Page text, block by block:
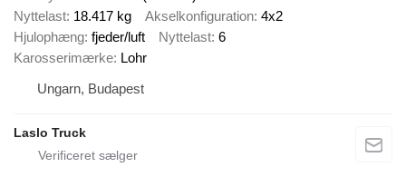
Nyttelast 18.417 kg Akselkonfiguration 4x2
Hjulophæng fjeder/luft Nyttelast 6
Karosserimærke Lohr
Ungarn, Budapest
Laslo Truck